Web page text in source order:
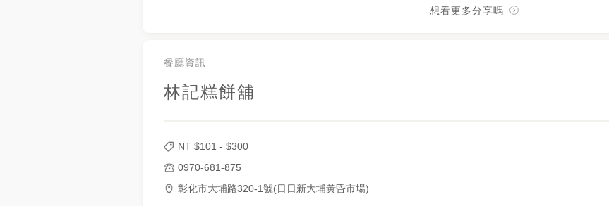
0970-681875 🏠地址：彰化縣彰化市大
00 🌜公休日：週日
想看更多分享嗎
餐廳資訊
林記糕餅舖
NT $101 - $300
0970-681-875
彰化市大埔路320-1號(日日新大埔黃昏市場)